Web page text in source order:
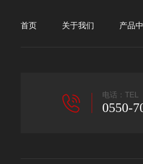
首页 关于我们 产品
电话：TEL
0550-